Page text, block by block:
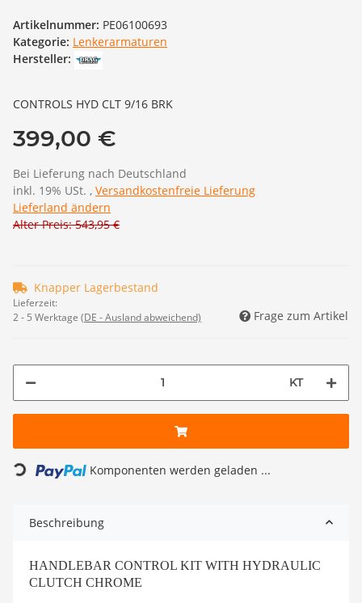
Artikelnummer: PE06100693
Kategorie: Lenkerarmaturen
Hersteller:
CONTROLS HYD CLT 9/16 BRK
399,00 €
Bei Lieferung nach Deutschland
inkl. 19% USt. , Versandkostenfreie Lieferung
Lieferland ändern
Alter Preis: 543,95 €
Knapper Lagerbestand
Lieferzeit:
2 - 5 Werktage (DE - Ausland abweichend) Frage zum Artikel
KT
Loading... Komponenten werden geladen ...
Beschreibung
HANDLEBAR CONTROL KIT WITH HYDRAULIC
CLUTCH CHROME